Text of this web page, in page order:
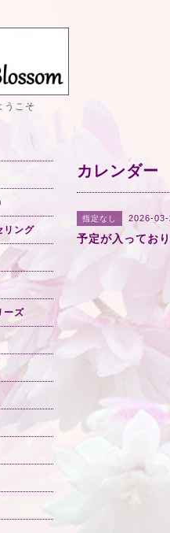
うこそ
カレンダー
指定なし 2026-
予定が入ってお
リング
ーズ